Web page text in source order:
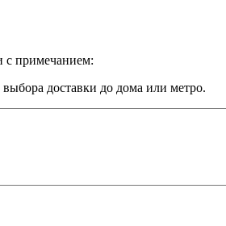
с примечанием:
доставки до дома или метро.